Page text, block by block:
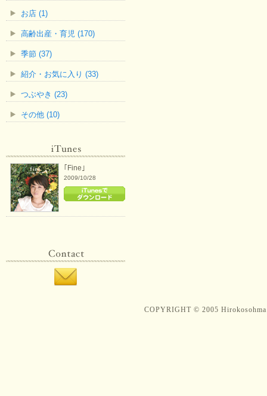
お店 (1)
高齢出産・育児 (170)
季節 (37)
紹介・お気に入り (33)
つぶやき (23)
その他 (10)
｢Fine｣
2009/10/28
COPYRIGHT © 2005